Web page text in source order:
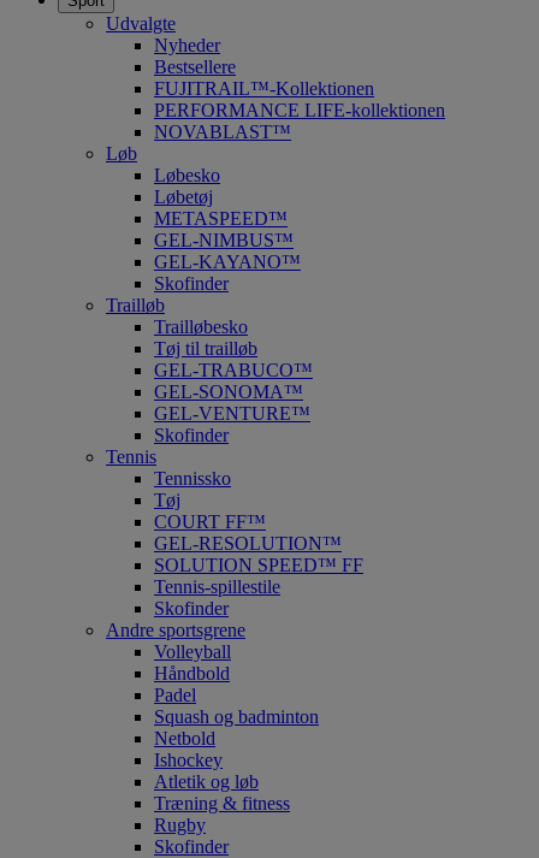
Udvalgte
Nyheder
Bestsellere
FUJITRAIL™-Kollektionen
PERFORMANCE LIFE-kollektionen
NOVABLAST™
Løb
Løbesko
Løbetøj
METASPEED™
GEL-NIMBUS™
GEL-KAYANO™
Skofinder
Trailløb
Trailløbesko
Tøj til trailløb
GEL-TRABUCO™
GEL-SONOMA™
GEL-VENTURE™
Skofinder
Tennis
Tennissko
Tøj
COURT FF™
GEL-RESOLUTION™
SOLUTION SPEED™ FF
Tennis-spillestile
Skofinder
Andre sportsgrene
Volleyball
Håndbold
Padel
Squash og badminton
Netbold
Ishockey
Atletik og løb
Træning & fitness
Rugby
Skofinder